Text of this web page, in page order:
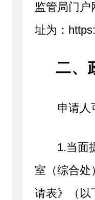
监管局门户
址为：
二、
申请人
1.当面
室（综合处
请表》（以